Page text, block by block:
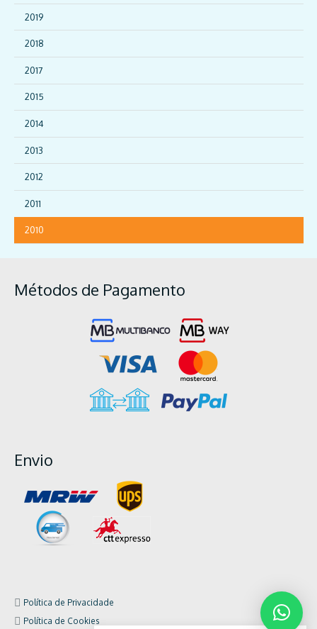
2019
2018
2017
2015
2014
2013
2012
2011
2010
Métodos de Pagamento
Envio
Política de Privacidade
Política de Cookies